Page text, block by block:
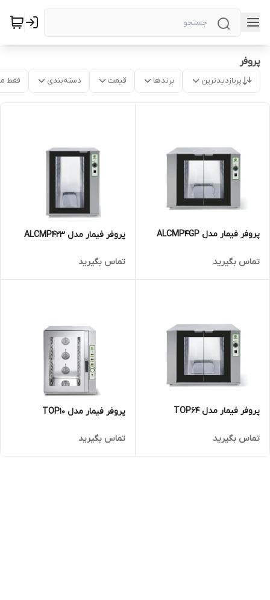
پروفر
پربازدیدترین برندها قیمت دسته‌بندی فقط
پروفر فیمار مدل ALCMP4GP
تماس بگیرید
پروفر فیمار مدل ALCMP423
تماس بگیرید
پروفر فیمار مدل TOP64
تماس بگیرید
پروفر فیمار مدل TOP10
تماس بگیرید